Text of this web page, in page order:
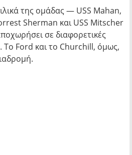
της ομάδας — USS Mahan,
Sherman και USS Mitscher
σε διαφορετικές
Το Ford και το Churchill, όμως,